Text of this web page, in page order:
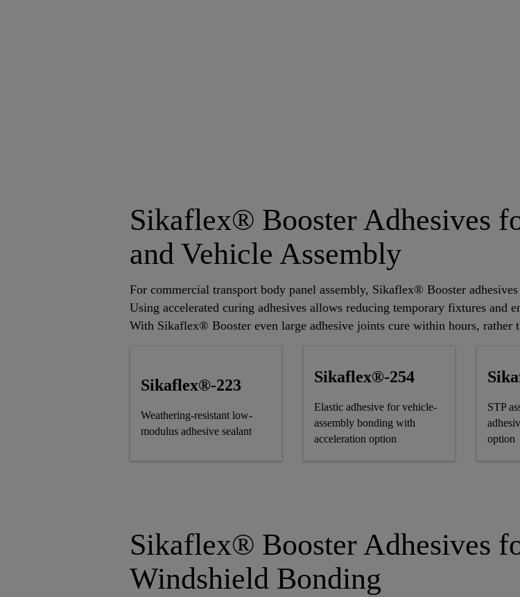
Sikaflex® Booster Adhesives
and Vehicle Assembly
For commercial transport body panel assembly, Sikaflex® Booster
Using accelerated curing adhesives allows reducing temporary fixtures and
With Sikaflex® Booster even large adhesive joints cure within hours, rather
Sikaflex®-223
Weathering-resistant low-
modulus adhesive sealant
Sikaflex®-254
Elastic adhesive for vehicle-
assembly bonding with
acceleration option
STP
option
Sikaflex® Booster Adhesives
Windshield Bonding